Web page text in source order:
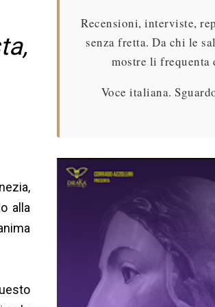
alla
Recensioni, interviste,
senza fretta. Da chi le
mostre li frequenta
Voce italiana.